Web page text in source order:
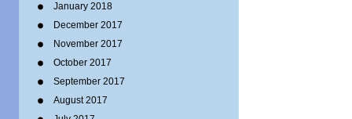
January 2018
December 2017
November 2017
October 2017
September 2017
August 2017